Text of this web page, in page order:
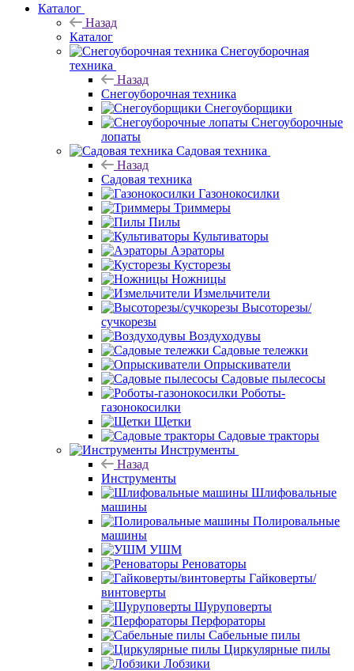
Каталог
Назад
Каталог
Снегоуборочная
техника
Назад
Снегоуборочная техника
Снегоуборщики
Снегоуборочные
лопаты
Садовая техника
Назад
Садовая техника
Газонокосилки
Триммеры
Пилы
Культиваторы
Аэраторы
Кусторезы
Ножницы
Измельчители
Высоторезы/
сучкорезы
Воздуходувы
Садовые тележки
Опрыскиватели
Садовые пылесосы
Роботы-
газонокосилки
Щетки
Садовые тракторы
Инструменты
Назад
Инструменты
Шлифовальные
машины
Полировальные
машины
УШМ
Реноваторы
Гайковерты/
винтоверты
Шуруповерты
Перфораторы
Сабельные пилы
Циркулярные пилы
Лобзики